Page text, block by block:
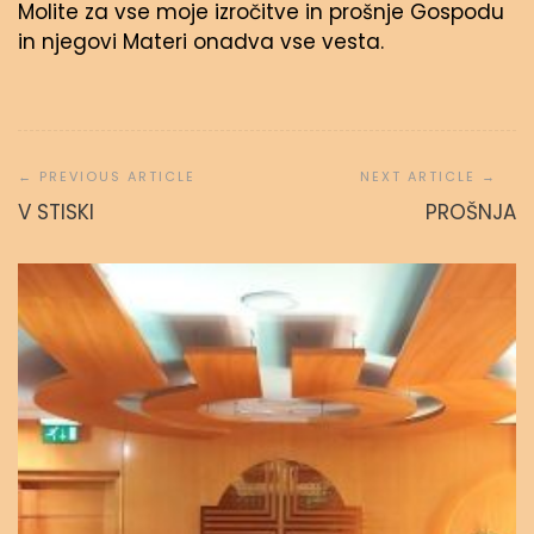
Molite za vse moje izročitve in prošnje Gospodu
in njegovi Materi onadva vse vesta.
prispevka
V STISKI PROŠNJA